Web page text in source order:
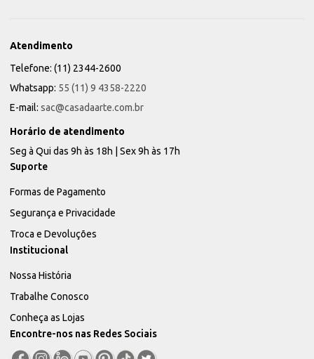
Atendimento
Telefone: (11) 2344-2600
Whatsapp: 55 (11) 9 4358-2220
E-mail: sac@casadaarte.com.br
Horário de atendimento
Seg à Qui das 9h às 18h | Sex 9h às 17h
Suporte
Formas de Pagamento
Segurança e Privacidade
Troca e Devoluções
Institucional
Nossa História
Trabalhe Conosco
Conheça as Lojas
Encontre-nos nas Redes Sociais